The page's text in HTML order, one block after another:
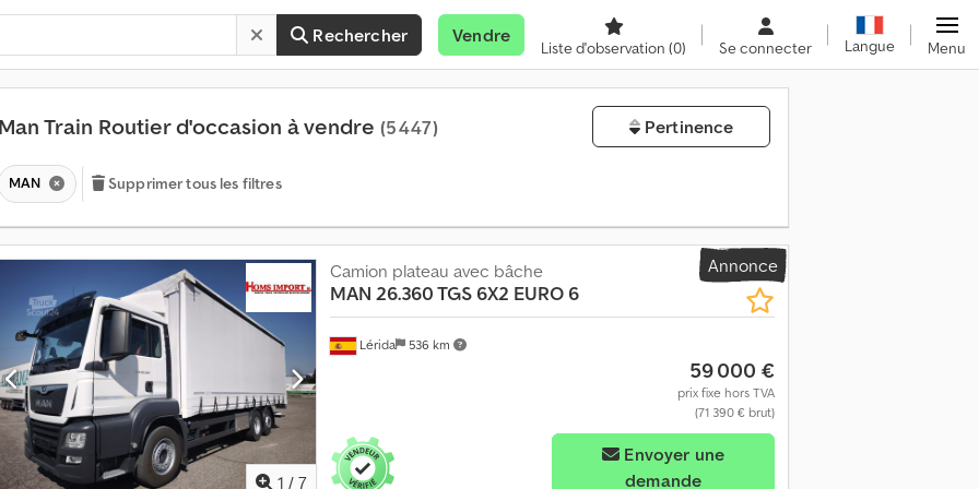
Rechercher Vendre
Liste d'observation (0) Se connecter Langue Menu
Man Train Routier d'occasion à vendre (5 447) Pertinence
MAN Supprimer tous les filtres
Annonce
1 / 7
Lérida 536 km
Camion plateau avec bâche
MAN 26.360 TGS 6X2 EURO 6
59 000 €
prix fixe hors TVA
(71 390 € brut)
demande
d
r